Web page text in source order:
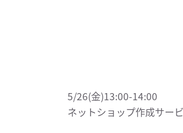
5/26(金)13:00-14:00
ネットショップ作成サー